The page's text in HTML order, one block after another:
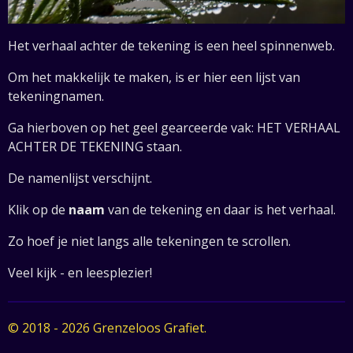
Het verhaal achter de tekening is een heel spinnenweb.
Om het makkelijk te maken, is er hier een lijst van
tekeningnamen.
Ga hierboven op het geel gearceerde vak: HET VERHAAL
ACHTER DE TEKENING staan.
De namenlijst verschijnt.
Klik op de naam van de tekening en daar is het verhaal.
Zo hoef je niet langs alle tekeningen te scrollen.
Veel kijk - en leesplezier!
© 2018 - 2026 Grenzeloos Grafiet.